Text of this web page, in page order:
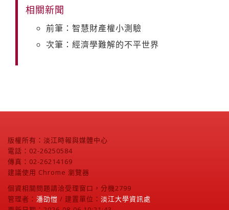
相關新聞
前筆：智慧財產權小測驗
次筆：經濟學難解的不平世界
版權所有：淡江時報與媒體中心
電話：02-26250584
傳真：02-26214169
建議使用 Chrome 瀏覽器
個資相關問題請洽受理窗口，分機2799
管理者： 潘劭愷 / 建置單位： 淡江大學資訊處